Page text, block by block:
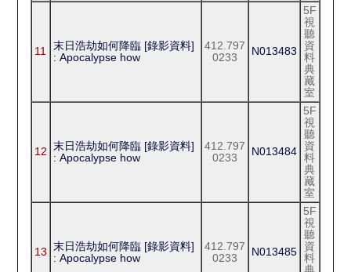
11
末日浩劫如何降臨 [錄影資料]
: Apocalypse how
412.797
0233
N013483
5F
視
聽
資
料
典
藏
室
12 末日浩劫如何降臨 [錄影資料]
: Apocalypse how
412.797
0233
N013484
5F
視
聽
資
料
典
藏
室
13 末日浩劫如何降臨 [錄影資料]
: Apocalypse how
412.797
0233
N013485
5F
視
聽
資
料